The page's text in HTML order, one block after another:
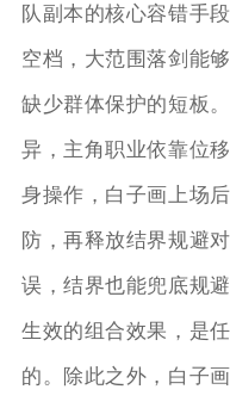
队副本的核心容错手
空档，大范围落剑能
缺少群体保护的短板
异，主角职业依靠位
身操作，白子画上场
防，再释放结界规避
误，结界也能兜底规
生效的组合效果，是
的。除此之外，白子